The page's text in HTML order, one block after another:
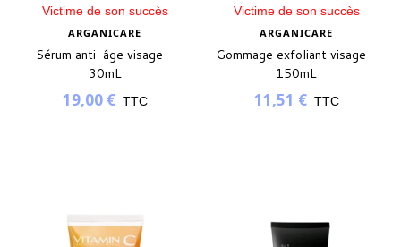
Victime de son succès
ARGANICARE
Sérum anti-âge visage -
30mL
19,00 € TTC
Victime de son succès
ARGANICARE
Gommage exfoliant visage -
150mL
11,51 € TTC